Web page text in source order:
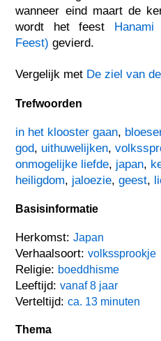
wanneer eind maart de
wordt het feest
Feest) gevierd.
Vergelijk met De ziel van
Trefwoorden
in het klooster gaan,
god, uithuwelijken,
onmogelijke liefde, japan,
heiligdom, jaloezie,geest,
Basisinformatie
Herkomst:Japan
Verhaalsoort:volkssprookje
Religie: boeddhisme
Leeftijd:vanaf 8 jaar
Verteltijd:ca. 13 minuten
Thema